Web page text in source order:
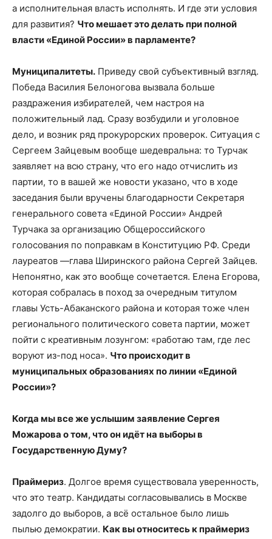
а исполнительная власть исполнять. И где эти условия
для развития? Что мешает это делать при полной
власти «Единой России» в парламенте?
Муниципалитеты. Приведу свой субъективный взгляд.
Победа Василия Белоногова вызвала больше
раздражения избирателей, чем настроя на
положительный лад. Сразу возбудили и уголовное
дело, и возник ряд прокурорских проверок. Ситуация с
Сергеем Зайцевым вообще шедевральна: то Турчак
заявляет на всю страну, что его надо отчислить из
партии, то в вашей же новости указано, что в ходе
заседания были вручены благодарности Секретаря
генерального совета «Единой России» Андрей
Турчака за организацию Общероссийского
голосования по поправкам в Конституцию РФ. Среди
лауреатов —глава Ширинского района Сергей Зайцев.
Непонятно, как это вообще сочетается. Елена Егорова,
которая собралась в поход за очередным титулом
главы Усть-Абаканского района и которая тоже член
регионального политического совета партии, может
пойти с креативным лозунгом: «работаю там, где лес
воруют из-под носа». Что происходит в
муниципальных образованиях по линии «Единой
России»?
Когда мы все же услышим заявление Сергея
Можарова о том, что он идёт на выборы в
Государственную Думу?
Праймериз. Долгое время существовала уверенность,
что это театр. Кандидаты согласовывались в Москве
задолго до выборов, а всё остальное было лишь
пылью демократии. Как вы относитесь к праймериз